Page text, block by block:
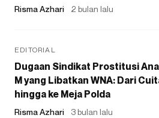
Risma Azhari 2 bulan lalu
EDITORIAL
Dugaan Sindikat Prostitusi
M yang Libatkan WNA: Dari
hingga ke Meja Polda
Risma Azhari 3 bulan lalu